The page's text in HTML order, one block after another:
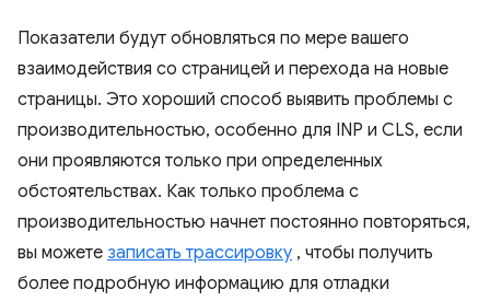
Показатели будут обновляться по мере вашего
взаимодействия со страницей и перехода на новые
страницы. Это хороший способ выявить проблемы с
производительностью, особенно для INP и CLS, если
они проявляются только при определенных
обстоятельствах. Как только проблема с
производительностью начнет постоянно повторяться,
вы можете записать трассировку , чтобы получить
более подробную информацию для отладки